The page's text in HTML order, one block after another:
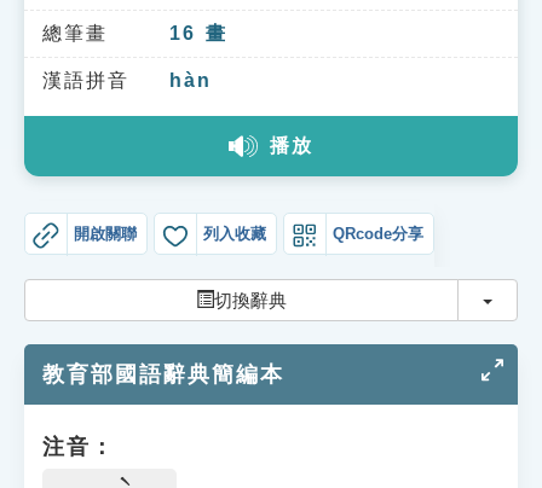
單字索引
生命大百科索引
教學應用
貓頭鷹博士
總筆畫 16 畫
漢語拼音 hàn
播放
開啟關聯 列入收藏 QRcode分享
切換辭典 切換
教育部國語辭典簡編本
注音：